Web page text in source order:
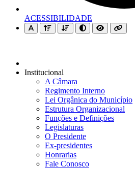
ACESSIBILIDADE
Institucional
A Câmara
Regimento Interno
Lei Orgânica do Município
Estrutura Organizacional
Funções e Definições
Legislaturas
O Presidente
Ex-presidentes
Honrarias
Fale Conosco